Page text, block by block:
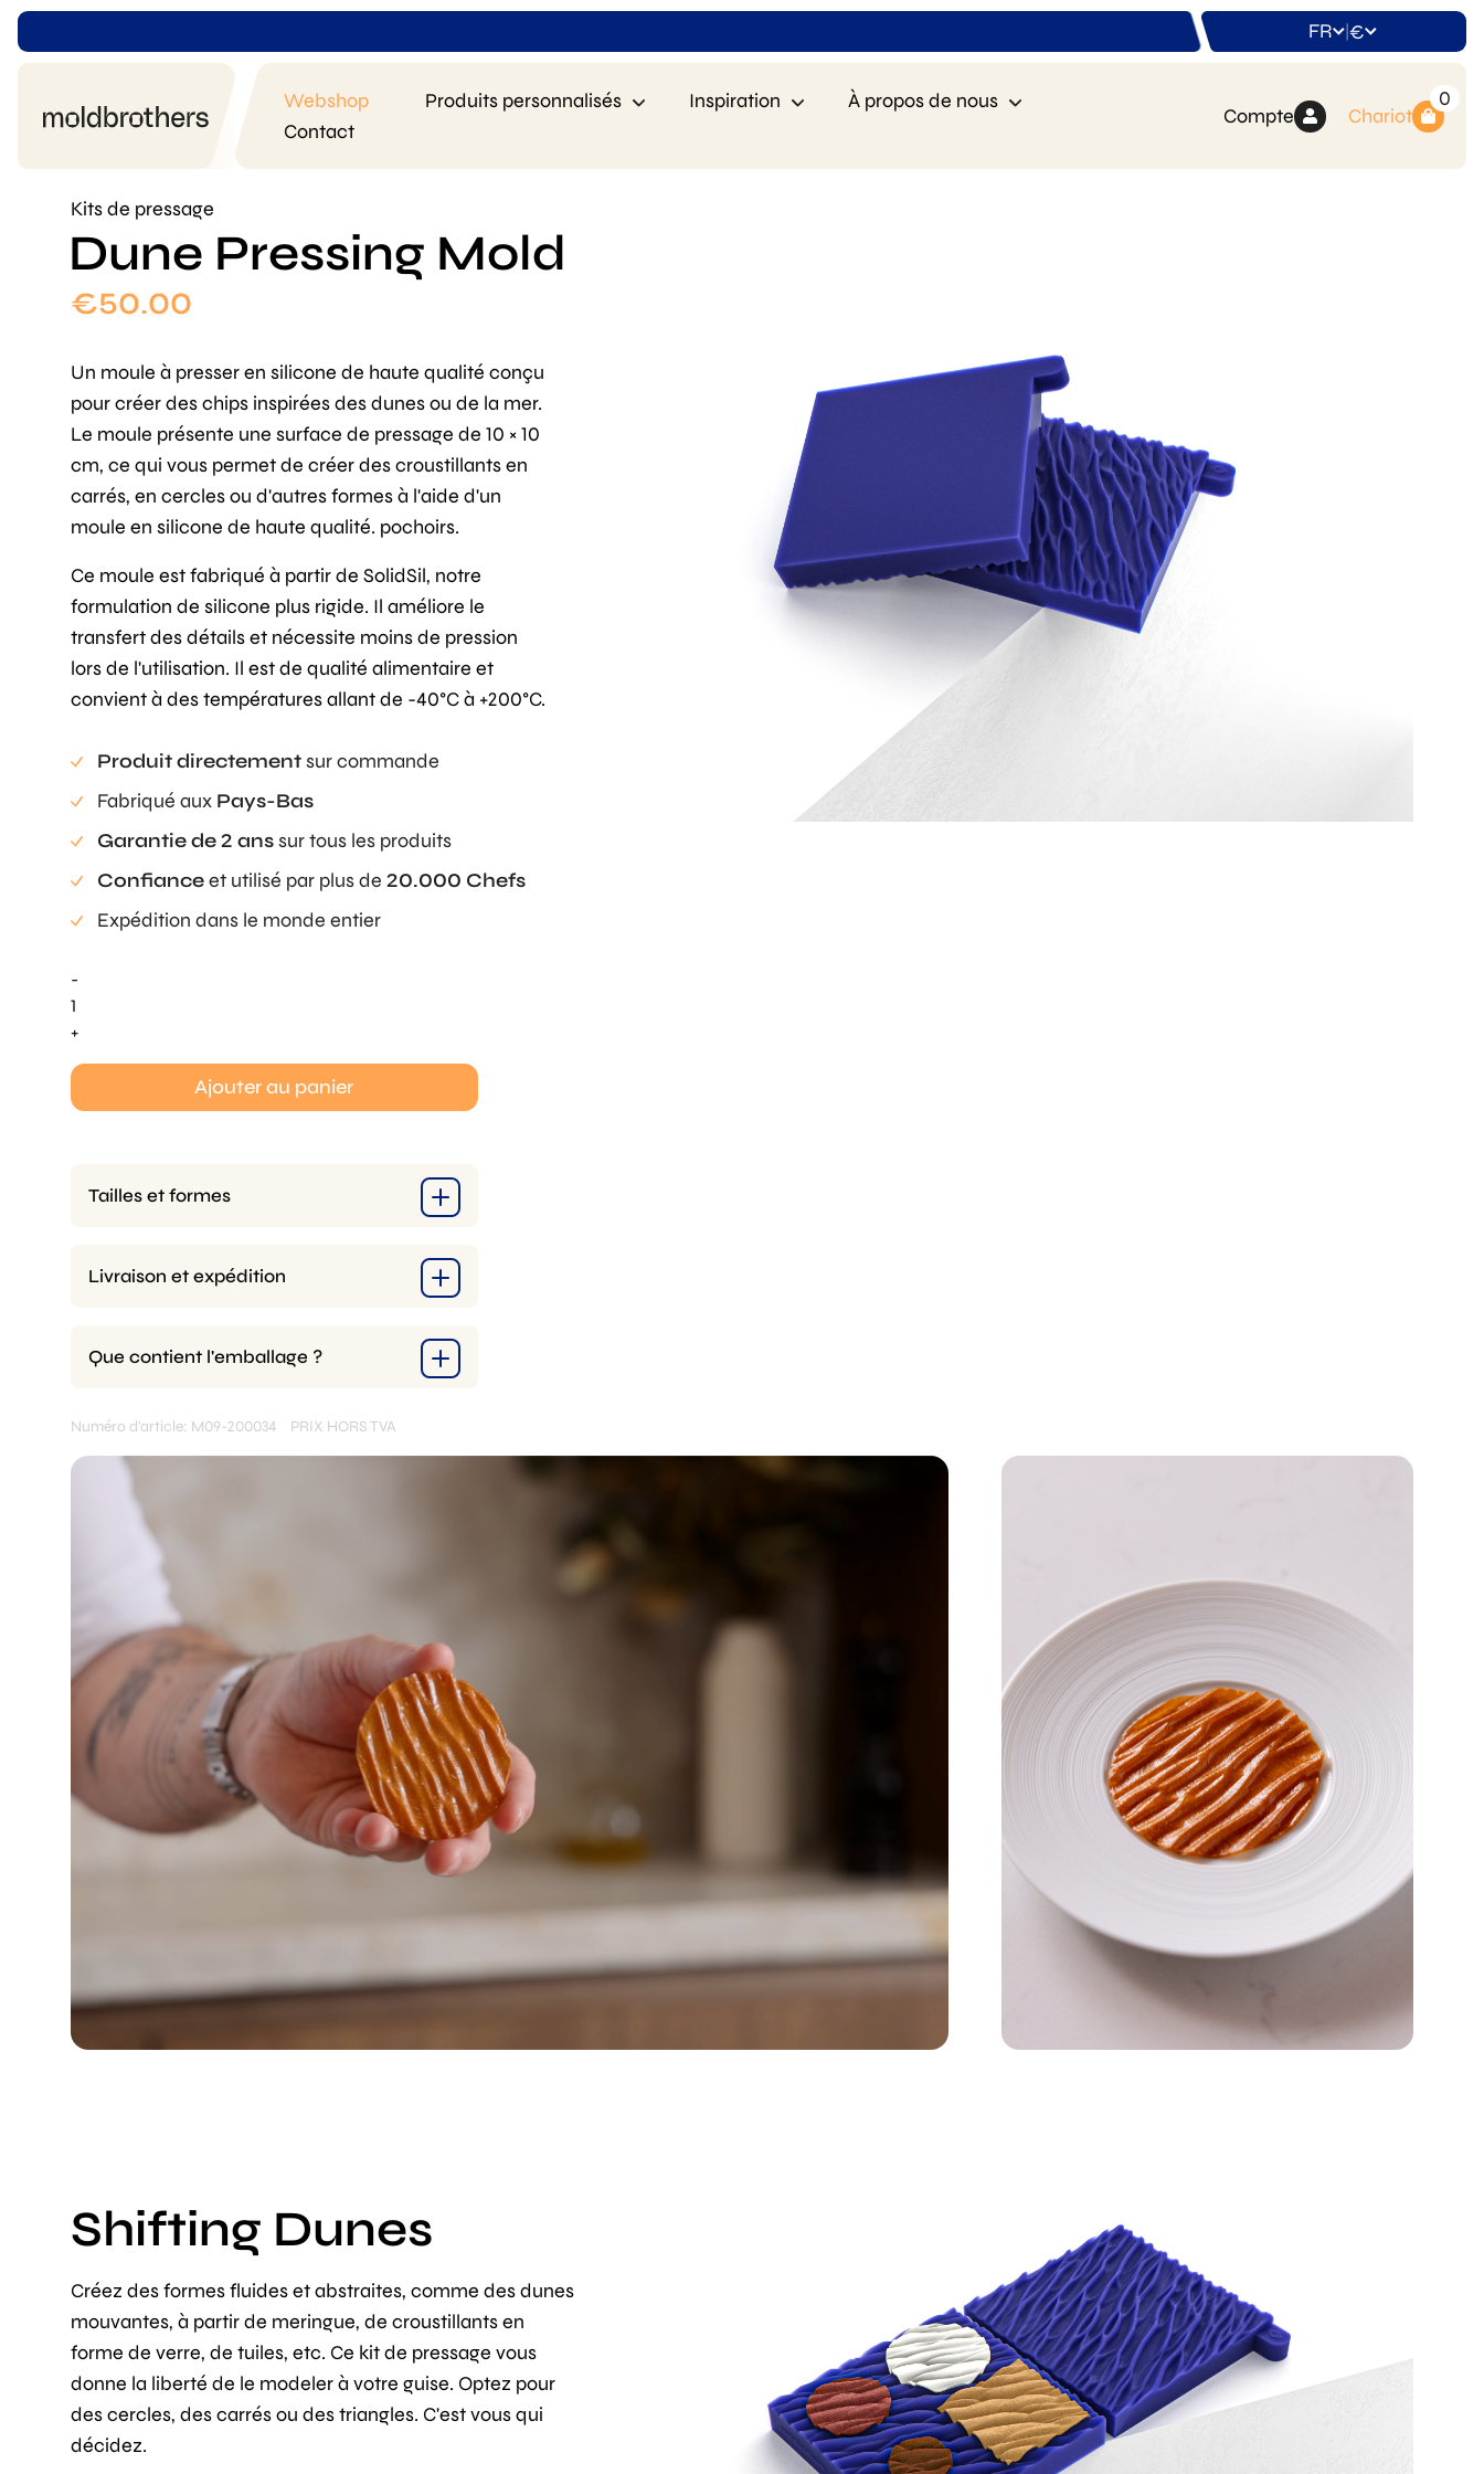
FR |€
Webshop Produits personnalisés Inspiration
À propos de nous
Contact
Compte
0
Chariot
Kits de pressage
Dune Pressing Mold
€50.00
Un moule à presser en silicone de haute qualité conçu
pour créer des chips inspirées des dunes ou de la mer.
Le moule présente une surface de pressage de 10 × 10
cm, ce qui vous permet de créer des croustillants en
carrés, en cercles ou d'autres formes à l'aide d'un
moule en silicone de haute qualité. pochoirs.
Ce moule est fabriqué à partir de SolidSil, notre
formulation de silicone plus rigide. Il améliore le
transfert des détails et nécessite moins de pression
lors de l'utilisation. Il est de qualité alimentaire et
convient à des températures allant de -40°C à +200°C.
Produit directementsur commande
Fabriqué aux Pays-Bas
Garantie de 2 anssur tous les produits
Confianceet utilisé par plus de 20.000 Chefs
Expédition dans le monde entier
-
quantité
de
Mold
+
Ajouter au panier
Tailles et formes
Livraison et expédition
Que contient l'emballage ?
Numéro d'article: M09-200034 PRIX HORS TVA
Shifting Dunes
Créez des formes fluides et abstraites, comme des dunes
mouvantes, à partir de meringue, de croustillants en
forme de verre, de tuiles, etc. Ce kit de pressage vous
donne la liberté de le modeler à votre guise. Optez pour
des cercles, des carrés ou des triangles. C'est vous qui
décidez.